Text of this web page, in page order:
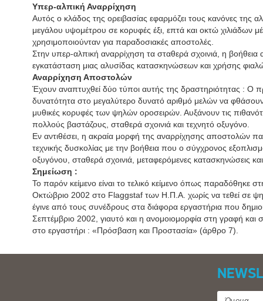
Υπερ-αλπική Αναρρίχηση
Αυτός ο κλάδος της ορειβασίας εφαρμόζει τους κανόνες της
μεγάλου υψομέτρου σε κορυφές έξι, επτά και οκτώ χιλιάδων
χρησιμοποιούνταν για παραδοσιακές αποστολές.
Στην υπερ-αλπική αναρρίχηση τα σταθερά σχοινιά, η βοήθεια
εγκατάσταση μιας αλυσίδας κατασκηνώσεων και χρήσης
Αναρρίχηση Αποστολών
Έχουν αναπτυχθεί δύο τύποι αυτής της δραστηριότητας : Ο
δυνατότητα στο μεγαλύτερο δυνατό αριθμό μελών να
μυθικές κορυφές των ψηλών οροσειρών. Αυξάνουν τις
πολλούς βαστάζους, σταθερά σχοινιά και τεχνητό οξυγόνο.
Εν αντιθέσει, η ακραία μορφή της αναρρίχησης αποστολών
τεχνικής δυσκολίας με την βοήθεια που ο σύγχρονος
οξυγόνου, σταθερά σχοινιά, μεταφερόμενες κατασκηνώσεις
Σημείωση :
Το παρόν κείμενο είναι το τελικό κείμενο όπως παραδόθηκε
Οκτώβριο 2002 στο Flaggstaf των Η.Π.Α. χωρίς να τεθεί σε
έγινε από τους συνέδρους στα διάφορα εργαστήρια που
Σεπτέμβριο 2002, γιαυτό και η ανομοιομορφία στη γραφή
στο εργαστήρι : «Πρόσβαση και Προστασία» (άρθρο 7).